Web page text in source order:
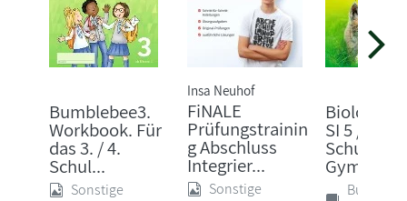
Bumblebee3.
Workbook. Für
das 3. / 4.
Schul...
Sonstige
Insa Neuhof
FiNALE
Prüfungstrainin
g Abschluss
Integrier...
Sonstige
Biologie
SI 5 / 6.
Gym...
Buch